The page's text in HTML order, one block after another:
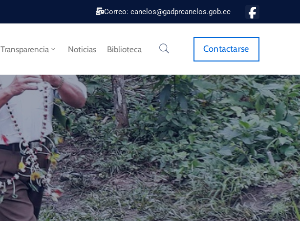
Correo: canelos@gadprcanelos.gob.ec
Transparencia Noticias Biblioteca Contactarse